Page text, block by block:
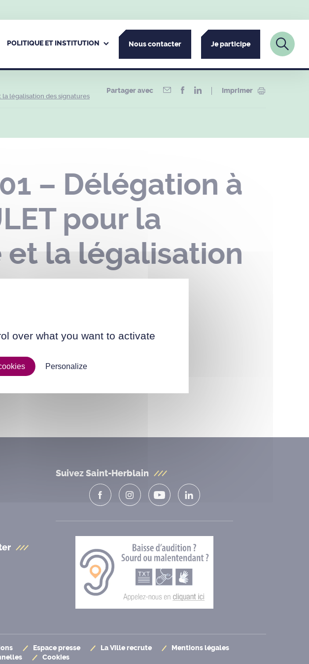
POLITIQUE ET INSTITUTION Nous contacter Je participe
la légalisation des signatures
Partager avec Imprimer
– Délégation à
pour la
la légalisation
Suivez Saint-Herblain
Espace presse La Ville recrute
Mentions légales
Cookies
over what you want to activate
Personalize